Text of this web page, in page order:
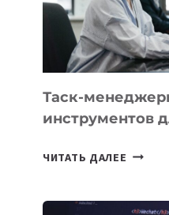
ЕМУ
УЖЕ
Таск-
инструментов
ЧИТАТЬ ДАЛЕЕ ТАСК-